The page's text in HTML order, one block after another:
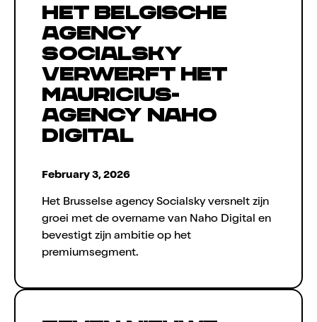
Het Belgische
agency
Socialsky
verwerft het
Mauricius-
agency Naho
Digital
February 3, 2026
Het Brusselse agency Socialsky versnelt zijn
groei met de overname van Naho Digital en
bevestigt zijn ambitie op het
premiumsegment.